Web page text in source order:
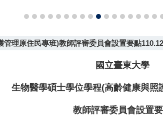
理原住民專班)教師評審委員會設置要點
國立臺東大學
生物醫學碩士學位學程(高齡健康與照
教師評審委員會設置